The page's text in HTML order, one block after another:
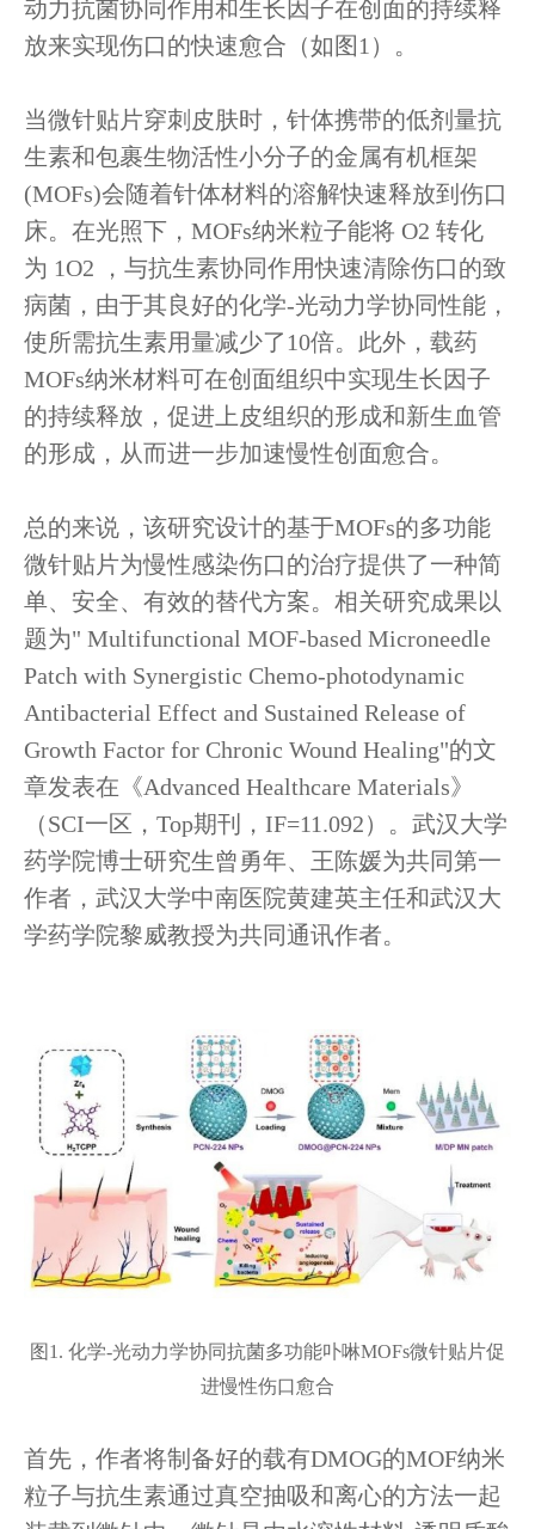
动力抗菌协同作用和生长因子在创面的持续释
放来实现伤口的快速愈合（如图1）。
当微针贴片穿刺皮肤时，针体携带的低剂量抗
生素和包裹生物活性小分子的金属有机框架
(MOFs)会随着针体材料的溶解快速释放到伤口
床。在光照下，MOFs纳米粒子能将 O2 转化
为 1O2 ，与抗生素协同作用快速清除伤口的致
病菌，由于其良好的化学-光动力学协同性能，
使所需抗生素用量减少了10倍。此外，载药
MOFs纳米材料可在创面组织中实现生长因子
的持续释放，促进上皮组织的形成和新生血管
的形成，从而进一步加速慢性创面愈合。
总的来说，该研究设计的基于MOFs的多功能
微针贴片为慢性感染伤口的治疗提供了一种简
单、安全、有效的替代方案。相关研究成果以
题为" Multifunctional MOF-based Microneedle
Patch with Synergistic Chemo-photodynamic
Antibacterial Effect and Sustained Release of
Growth Factor for Chronic Wound Healing"的文
章发表在《Advanced Healthcare Materials》
（SCI一区，Top期刊，IF=11.092）。武汉大学
药学院博士研究生曾勇年、王陈媛为共同第一
作者，武汉大学中南医院黄建英主任和武汉大
学药学院黎威教授为共同通讯作者。
图1. 化学-光动力学协同抗菌多功能卟啉MOFs微针贴片促
进慢性伤口愈合
首先，作者将制备好的载有DMOG的MOF纳米
粒子与抗生素通过真空抽吸和离心的方法一起